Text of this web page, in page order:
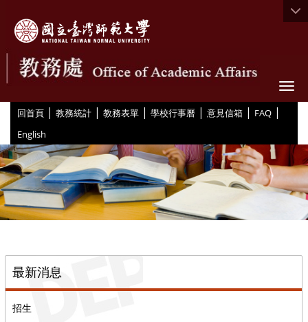
回首頁 | 教務統計 | 教務表單 | 學校行事曆 | 意見信箱 | FAQ |
English
最新消息
招生